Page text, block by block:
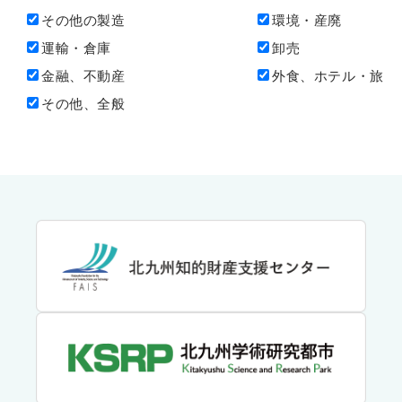
その他の製造
環境・産廃
運輸・倉庫
卸売
金融、不動産
外食、ホテル・旅
その他、全般